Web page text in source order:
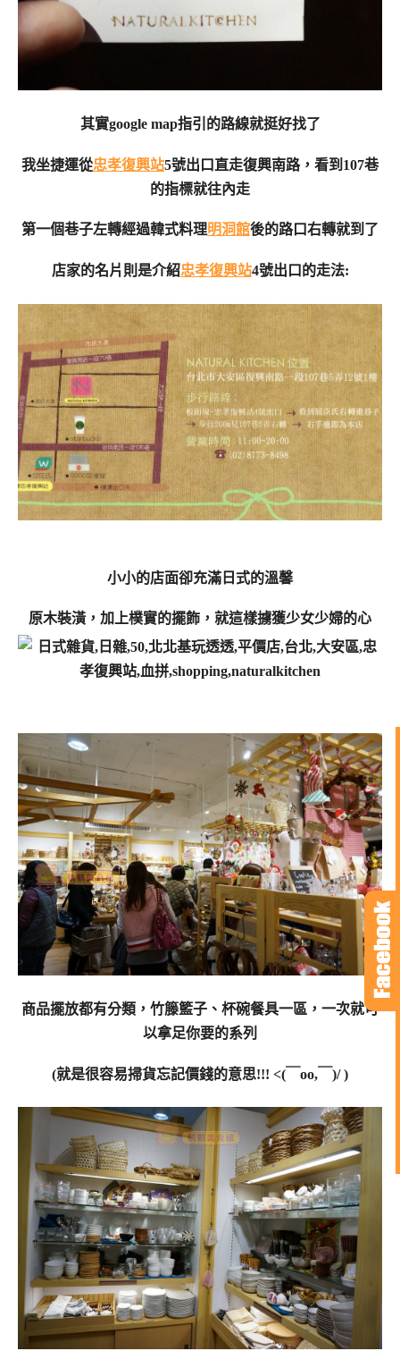
其實google map指引的路線就挺好找了
我坐捷運從忠孝復興站5號出口直走復興南路，看到107巷
的指標就往內走
第一個巷子左轉經過韓式料理明洞館後的路口右轉就到了
店家的名片則是介紹忠孝復興站4號出口的走法:
小小的店面卻充滿日式的溫馨
原木裝潢，加上樸實的擺飾，就這樣擄獲少女少婦的心
商品擺放都有分類，竹籐籃子、杯碗餐具一區，一次就可
以拿足你要的系列
(就是很容易掃貨忘記價錢的意思!!! <(￣oo,￣)/ )